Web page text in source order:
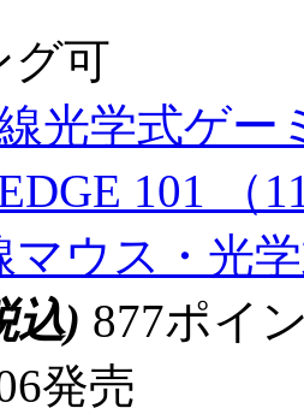
グ可
光学式ゲー
101 （
マウス・光
込) 877ポイ
発売